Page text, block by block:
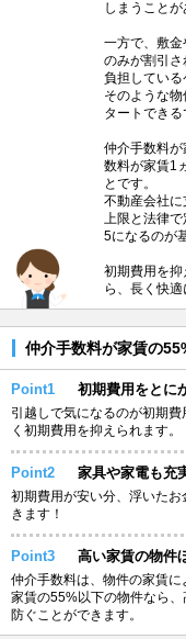
しまうことが
一方で、敷
のみが割引
負担している
そのような
タートできる
仲介手数料
数料が家賃1
とです。
不動産会社
上限と法律
5になるのが
初期費用を
ら、長く快適
仲介手数料が家賃の
Point1 初期費用をとに
引越しで気になるのが初期
く初期費用を抑えられます。
Point2 家具や家電も充
初期費用が安い分、浮いた
きます！
Point3 高い家賃の物件
仲介手数料は、物件の家賃
家賃の55%以下の物件なら
防ぐことができます。